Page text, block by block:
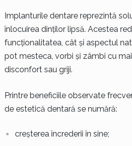
Implanturile dentare reprezintă
înlocuirea dinților lipsă. Acestea
funcționalitatea, cât și aspectul
pot mesteca, vorbi și zâmbi cu
disconfort sau griji.
Printre beneficiile observate
de estetică dentară se numără:
creșterea încrederii în sine;